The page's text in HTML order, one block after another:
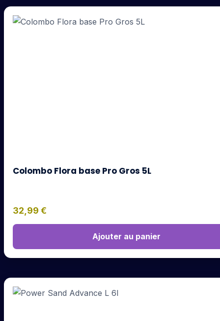
Colombo Flora base Pro Gros 5L
32,99 €
Ajouter au panier